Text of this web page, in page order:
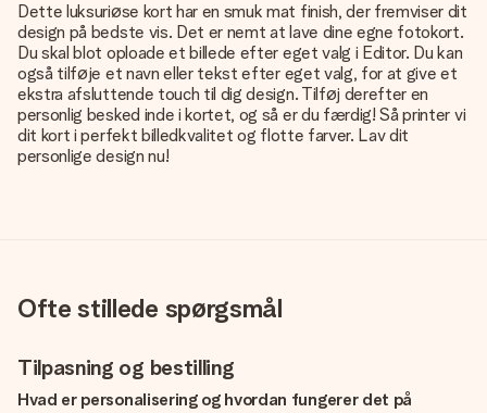
Dette luksuriøse kort har en smuk mat finish, der fremviser dit
design på bedste vis. Det er nemt at lave dine egne fotokort.
Du skal blot oploade et billede efter eget valg i Editor. Du kan
også tilføje et navn eller tekst efter eget valg, for at give et
ekstra afsluttende touch til dig design. Tilføj derefter en
personlig besked inde i kortet, og så er du færdig! Så printer vi
dit kort i perfekt billedkvalitet og flotte farver. Lav dit
personlige design nu!
Ofte stillede spørgsmål
Tilpasning og bestilling
Hvad er personalisering og hvordan fungerer det på